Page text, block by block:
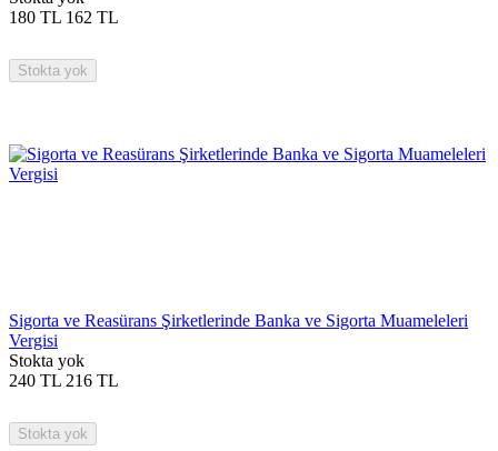
180 TL 162 TL
Stokta yok
Sigorta ve Reasürans Şirketlerinde Banka ve Sigorta Muameleleri
Vergisi
Stokta yok
240 TL 216 TL
Stokta yok